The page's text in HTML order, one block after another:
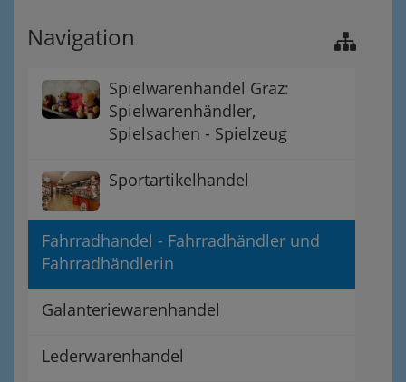
Navigation
Spielwarenhandel Graz:
Spielwarenhändler,
Spielsachen - Spielzeug
Sportartikelhandel
Fahrradhandel - Fahrradhändler und
Fahrradhändlerin
Galanteriewarenhandel
Lederwarenhandel